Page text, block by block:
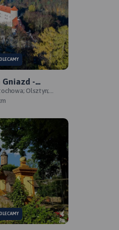
Gniazd -
Olsztyn;
Pilica;